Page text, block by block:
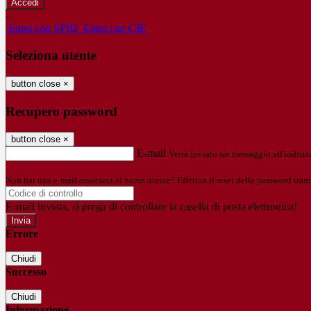
-
Entra con SPID Entra con CIE
Seleziona utente
button close ×
Recupero password
button close ×
E-mail Verrà inviato un messaggio
Non hai una e-mail associata al nome utente? Effettua il reset della password
E-mail inviata, si prega di controllare la casella di posta elettronica!
Errore
Chiudi
Successo
Chiudi